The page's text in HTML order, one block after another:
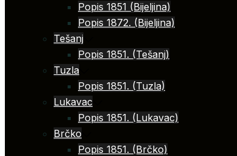
Popis 1851 (Bijeljina)
Popis 1872. (Bijeljina)
Tešanj
Popis 1851. (Tešanj)
Tuzla
Popis 1851. (Tuzla)
Lukavac
Popis 1851. (Lukavac)
Brčko
Popis 1851. (Brčko)